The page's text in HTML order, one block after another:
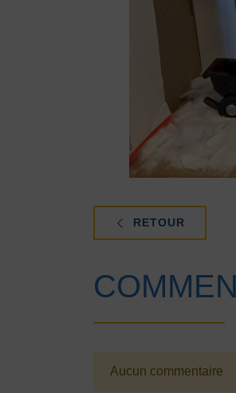
RETOUR
Aucun commentaire